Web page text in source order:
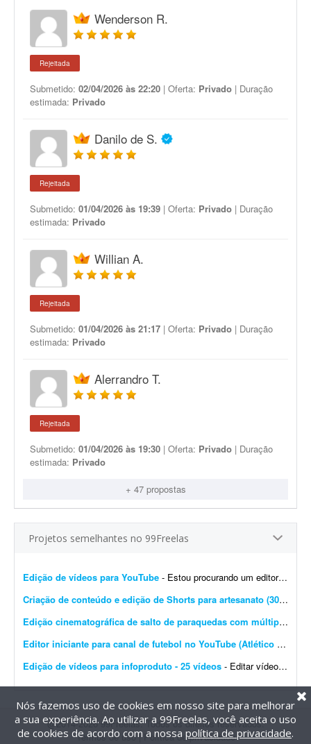
Wenderson R.
Rejeitada
Submetido: 02/04/2026 às 22:20 | Oferta: Privado | Duração
estimada: Privado
Danilo de S.
Rejeitada
Submetido: 01/04/2026 às 19:39 | Oferta: Privado | Duração
estimada: Privado
Willian A.
Rejeitada
Submetido: 01/04/2026 às 21:17 | Oferta: Privado | Duração
estimada: Privado
Alerrandro T.
Rejeitada
Submetido: 01/04/2026 às 19:30 | Oferta: Privado | Duração
estimada: Privado
+ 47 propostas
Projetos semelhantes no 99Freelas
Edição de vídeos para YouTube - Estou procurando um editor de vídeo para editar vídeos longos para YouTube. A edição não precisa ser muito sofisticada. Procuro algo simples, dinâmico e ag...
Criação de conteúdo e edição de Shorts para artesanato (30 vídeos/mês)
Edição cinematográfica de salto de paraquedas com múltiplas câmeras
Editor iniciante para canal de futebol no YouTube (Atlético Mineiro)
Edição de vídeos para infoproduto - 25 vídeos - Editar vídeos para o meu infoproduto/curso online. Deve saber manusear os principais editores de vídeo. - Produção e edição de 25 vídeos. - Experi&...
@2014-2026 99Freelas. Todos os direitos reservados.
Termos de uso| Política de privacidade
Nós fazemos uso de cookies em nosso site para melhorar
a sua experiência. Ao utilizar a 99Freelas, você aceita o uso
de cookies de acordo com a nossa política de privacidade.